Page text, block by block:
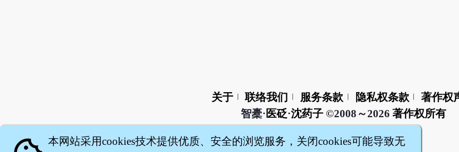
关于 联络我们 服务条款 隐私权条款
著作权
智橐· 医砭·沈药子©2008～2026 著作权所有
本网站采用cookies技术提供优质、安全的浏览服务，关闭cookies可能导致无